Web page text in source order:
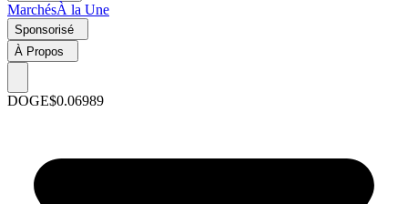
MarchésÀ la Une
Sponsorisé
À Propos
DOGE$0.06989